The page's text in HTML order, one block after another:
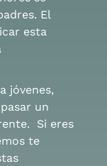
El
esta
jóvenes,
un
Si eres
te